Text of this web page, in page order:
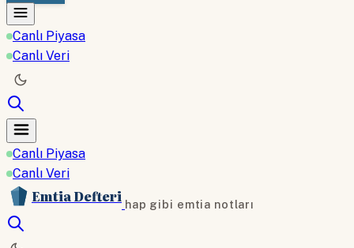
Canlı Piyasa
Canlı Veri
Canlı Piyasa
Canlı Veri
Emtia Defteri hap gibi emtia notları